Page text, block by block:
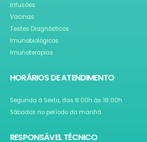
Infusões
Vacinas
Testes Diagnósticos
Imunobiológicos
Imunoterapias
HORÁRIOS DE ATENDIMENTO
Segunda à Sexta, das 8:00h às 18:00h
Sábados no período da manhã
RESPONSÁVEL TÉCNICO